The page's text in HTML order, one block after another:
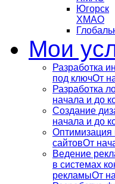
Югорск
ХМАО
Мои
Разработка
под ключОт
Разработка
начала и до
Создание
начала и до
Оптимизация
сайтовОт
Ведение
в системах
рекламыОт